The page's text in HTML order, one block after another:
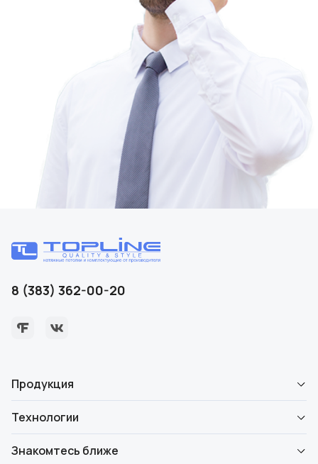
8 (383) 362-00-20
Продукция
Технологии
Знакомтесь ближе